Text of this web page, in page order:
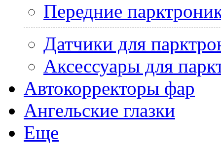
Передние
Датчики для
Аксессуары для
Автокорректоры фар
Ангельские глазки
Еще